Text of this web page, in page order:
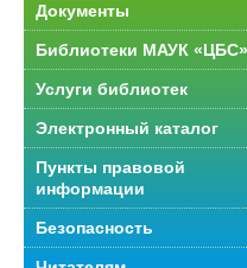
Документы
Библиотеки МАУК «ЦБС»
Услуги библиотек
Электронный каталог
Пункты правовой
информации
Безопасность